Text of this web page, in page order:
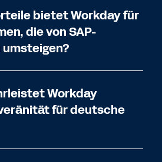
bietet Workday für
die von SAP-
Workday
für deutsche